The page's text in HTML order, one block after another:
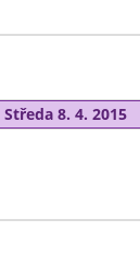
Středa 8. 4. 2015